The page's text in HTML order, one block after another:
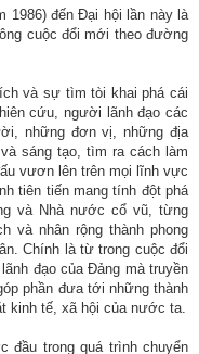
1986) đến Đại hội lần này là
cuộc đổi mới theo đường
và sự tìm tòi khai phá cái
cứu, người lãnh đạo các
những đơn vị, những địa
sáng tạo, tìm ra cách làm
vươn lên trên mọi lĩnh vực
tiên tiến mang tính đột phá
và Nhà nước cổ vũ, từng
và nhân rộng thành phong
Chính là từ trong cuộc đổi
đạo của Đảng mà truyền
phần đưa tới những thành
kinh tế, xã hội của nước ta.
đầu trong quá trình chuyển